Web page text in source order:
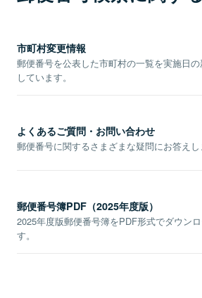
市町村変更情報
郵便番号を公表した市町村の一覧を実施日
しています。
よくあるご質問・お問い合わせ
郵便番号に関するさまざまな疑問にお答えし
郵便番号簿PDF（2025年度版）
2025年度版郵便番号簿をPDF形式でダウン
す。